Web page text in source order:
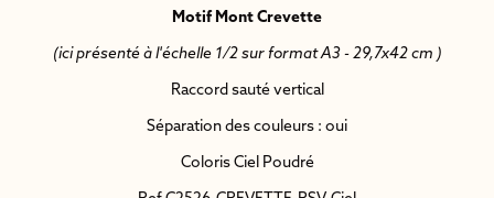
Motif Mont Crevette
(ici présenté à l'échelle 1/2 sur format A3 - 29,7x42 cm )
Raccord sauté vertical
Séparation des couleurs : oui
Coloris Ciel Poudré